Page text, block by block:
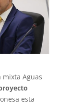
mixta Aguas
esta